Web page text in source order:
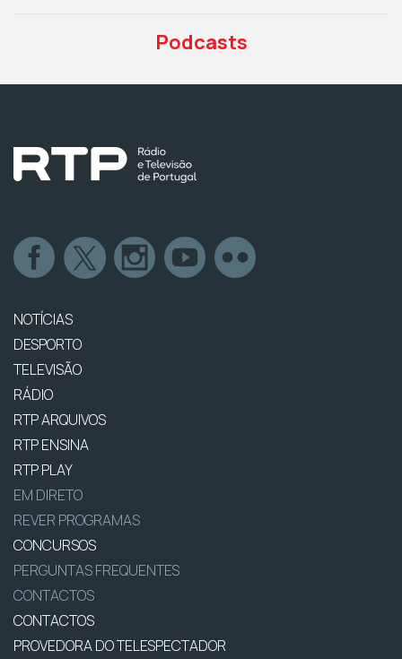
Podcasts
NOTÍCIAS
DESPORTO
TELEVISÃO
RÁDIO
RTP ARQUIVOS
RTP ENSINA
RTP PLAY
EM DIRETO
REVER PROGRAMAS
CONCURSOS
PERGUNTAS FREQUENTES
CONTACTOS
CONTACTOS
PROVEDORA DO TELESPECTADOR